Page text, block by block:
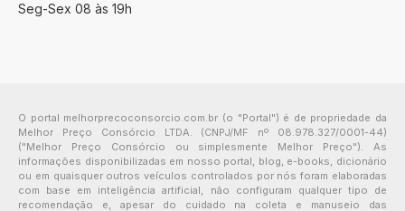
Seg-Sex 08 às 19h
O portal melhorprecoconsorcio.com.br (o "Portal") é de propriedade da
Melhor Preço Consórcio LTDA. (CNPJ/MF nº 08.978.327/0001-44)
("Melhor Preço Consórcio ou simplesmente Melhor Preço"). As
informações disponibilizadas em nosso portal, blog, e-books, dicionário
ou em quaisquer outros veículos controlados por nós foram elaboradas
com base em inteligência artificial, não configuram qualquer tipo de
recomendação e, apesar do cuidado na coleta e manuseio das